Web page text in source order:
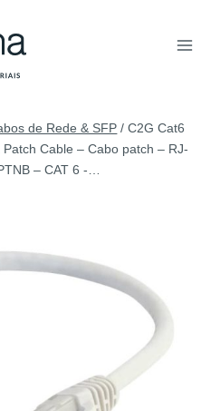
de Rede & SFP / C2G Cat6
Cable – Cabo patch – RJ-
– CAT 6 -…